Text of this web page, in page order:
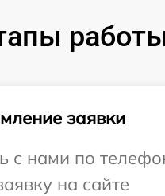
заявки
с нами по
на сайте